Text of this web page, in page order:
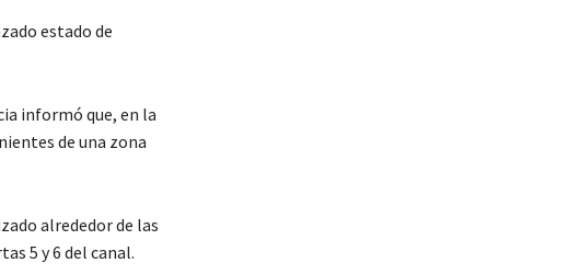
estado de
informó que, en la
de una zona
alrededor de las
5 y 6 del canal.